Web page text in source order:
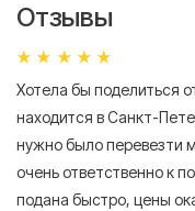
Отзывы
Хотела бы поделиться
находится в Санкт-
нужно было перевезти
очень ответственно к
подана быстро, цены